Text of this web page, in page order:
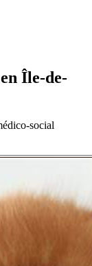
Île-de-
social